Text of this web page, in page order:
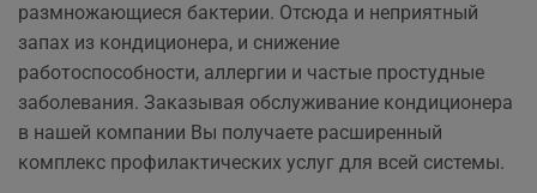
размножающиеся бактерии. Отсюда и неприятный
запах из кондиционера, и снижение
работоспособности, аллергии и частые простудные
заболевания. Заказывая обслуживание кондиционера
в нашей компании Вы получаете расширенный
комплекс профилактических услуг для всей системы.